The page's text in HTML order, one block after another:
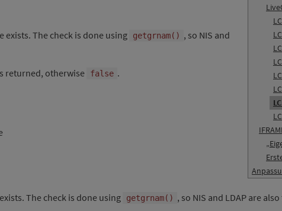
exists. The check is done using getgrnam() , so NIS and
returned, otherwise
false .
The check is done using getgrnam() , so NIS and LDAP are